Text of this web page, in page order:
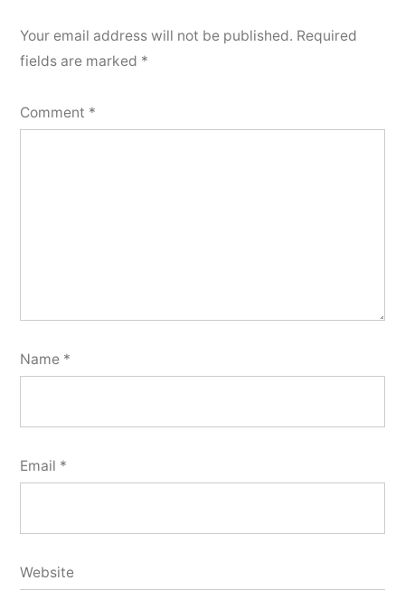
Your email address will not be published. Required
fields are marked *
Comment *
Name *
Email *
Website